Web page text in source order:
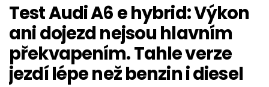
Test Audi A6 e hybrid: Výkon
ani dojezd nejsou hlavním
překvapením. Tahle verze
jezdí lépe než benzin i diesel